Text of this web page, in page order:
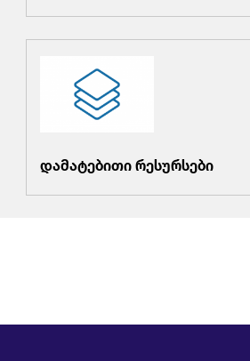
დამატებითი რესურსები